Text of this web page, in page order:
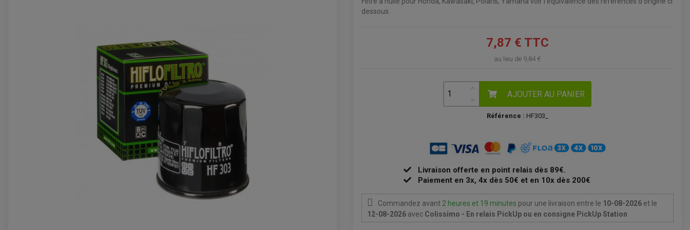
dessous.
7,87 € TTC
au lieu de 9,84 €
AJOUTER AU PANIER
Référence : HF303_
Livraison offerte en point relais dès 89€.
Paiement en 3x, 4x dès 50€ et en 10x dès 200€
Commandez avant 2 heures et 19 minutes pour une livraison entre le 10-08-2026 et le
12-08-2026 avec Colissimo - En relais PickUp ou en consigne PickUp Station